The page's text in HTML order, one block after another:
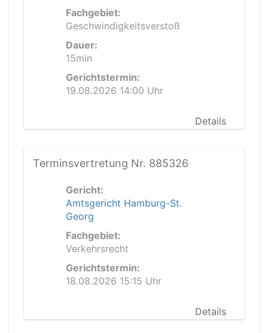
Fachgebiet:
Geschwindigkeitsverstoß
Dauer:
15min
Gerichtstermin:
19.08.2026 14:00 Uhr
Details
Terminsvertretung Nr. 885326
Gericht:
Amtsgericht Hamburg-St.
Georg
Fachgebiet:
Verkehrsrecht
Gerichtstermin:
18.08.2026 15:15 Uhr
Details